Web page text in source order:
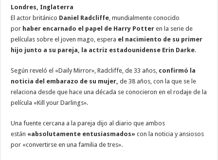
Londres, Inglaterra
El actor británico Daniel Radcliffe , mundialmente conocido
por haber encarnado el papel de Harry Potteren la serie de
películas sobre el joven mago, espera el nacimiento de su primer
hijo junto a su pareja, la actriz estadounidense Erin Darke.
Según reveló el «Daily Mirror», Radcliffe, de 33 años, confirmó la
noticia del embarazo de su mujer,de 38 años, con la que se le
relaciona desde que hace una década se conocieron en el rodaje de la
película «Kill your Darlings».
Una fuente cercana a la pareja dijo al diario que ambos
están «absolutamente entusiasmados» con la noticia y ansiosos
por «convertirse en una familia de tres».